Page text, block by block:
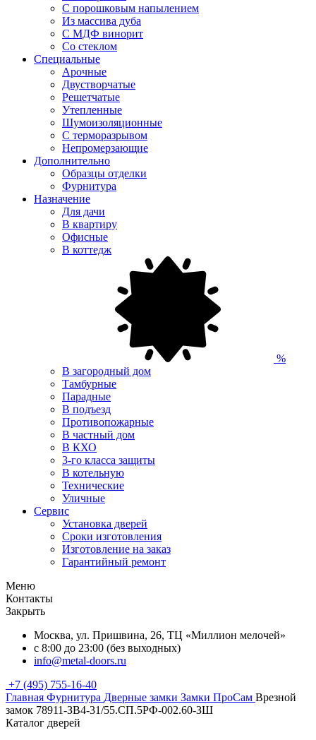
С порошковым напылением
Из массива дуба
С МДФ винорит
Со стеклом
Специальные
Арочные
Двустворчатые
Решетчатые
Утепленные
Шумоизоляционные
С терморазрывом
Непромерзающие
Дополнительно
Образцы отделки
Фурнитура
Назначение
Для дачи
В квартиру
Офисные
В коттедж
%
В загородный дом
Тамбурные
Парадные
В подъезд
Противопожарные
В частный дом
В КХО
3-го класса защиты
В котельную
Технические
Уличные
Сервис
Установка дверей
Сроки изготовления
Изготовление на заказ
Гарантийный ремонт
Меню
Контакты
Закрыть
Москва, ул. Пришвина, 26, ТЦ «Миллион мелочей»
с 8:00 до 23:00 (без выходных)
info@metal-doors.ru
+7 (495) 755-16-40
Главная Фурнитура Дверные замки Замки ПроСам Врезной
замок 78911-ЗВ4-31/55.СП.5РФ-002.60-ЗШ
Каталог дверей